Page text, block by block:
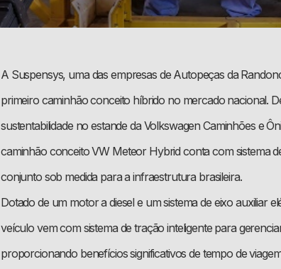
A Suspensys, uma das empresas de Autopeças da
primeiro caminhão conceito híbrido no mercado nacional.
sustentabilidade no estande da Volkswagen Caminhões e
caminhão conceito VW Meteor Hybrid conta com sistema
conjunto sob medida para a infraestrutura brasileira.
Dotado de um motor a diesel e um sistema de eixo auxiliar
veículo vem com sistema de tração inteligente para
proporcionando benefícios significativos de tempo de